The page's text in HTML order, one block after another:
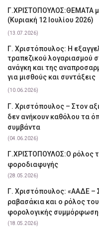
Γ.ΧΡΙΣΤΟΠΟΥΛΟΣ:ΘΕΜΑΤΑ
(Κυριακή 12 Ιουλίου 2026)
(13.07.2026)
Γ. Χριστόπουλος: Η
τραπεζικού λογαριασμού
ανάγκη και της
για μισθούς και συντάξεις
(10.06.2026)
Γ. Χριστόπουλος – Στον
δεν ανήκουν καθόλου τα
συμβάντα
(04.06.2026)
Γ.ΧΡΙΣΤΟΠΟΥΛΟΣ:Ο ρόλος
φοροδιαφυγής
(28.05.2026)
Γ. Χριστόπουλος: «ΑΑΔΕ –
ραβασάκια και ο ρόλος
φορολογικής
(18.05.2026)